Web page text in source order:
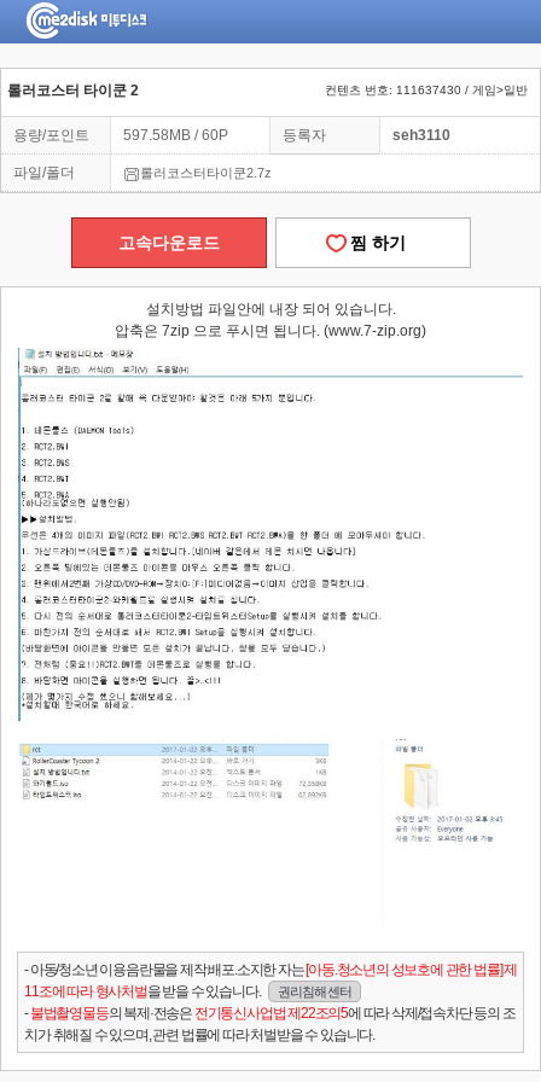
롤러코스터 타이쿤 2 컨텐츠 번호: 111637430 / 게임>일반
용량/포인트 597.58MB / 60P 등록자 seh3110
파일/폴더 롤러코스터타이쿤2.7z
고속다운로드 찜 하기
설치방법 파일안에 내장 되어 있습니다.
압축은 7zip 으로 푸시면 됩니다. (www.7-zip.org)
- 아동/청소년 이용음란물을 제작.배포.소지한 자는[아동.청소년의 성보호에 관한 법률] 제
11조에 따라 형사처벌을 받을 수 있습니다. 권리침해 센터
-불법촬영물등의 복제·전송은 전기통신사업법 제22조의5에 따라 삭제/접속차단 등의 조
치가 취해질 수 있으며, 관련 법률에 따라 처벌받을 수 있습니다.